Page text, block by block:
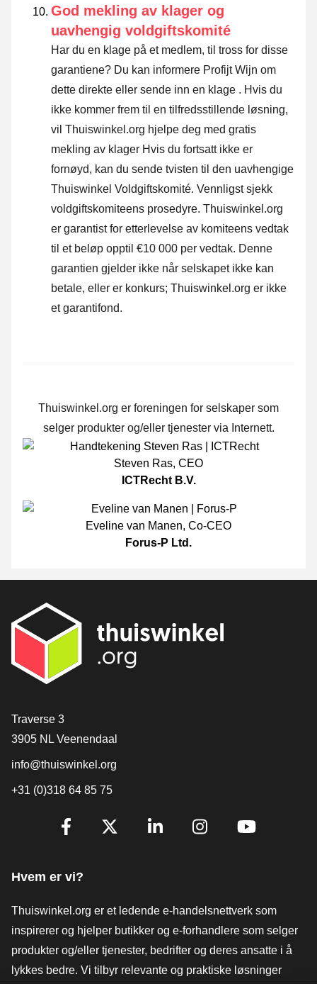
God mekling av klager og
uavhengig voldgiftskomité
Har du en klage på et medlem, til tross for disse
garantiene? Du kan informere Profijt Wijn om
dette direkte eller sende inn en klage . Hvis du
ikke kommer frem til en tilfredsstillende løsning,
vil Thuiswinkel.org hjelpe deg med gratis
mekling av klager Hvis du fortsatt ikke er
fornøyd, kan du sende tvisten til den uavhengige
Thuiswinkel Voldgiftskomité. Vennligst sjekk
voldgiftskomiteens prosedyre. Thuiswinkel.org
er garantist for etterlevelse av komiteens vedtak
til et beløp opptil €10 000 per vedtak. Denne
garantien gjelder ikke når selskapet ikke kan
betale, eller er konkurs; Thuiswinkel.org er ikke
et garantifond.
Thuiswinkel.org er foreningen for selskaper som
selger produkter og/eller tjenester via Internett.
Steven Ras, CEO
ICTRecht B.V.
Eveline van Manen, Co-CEO
Forus-P Ltd.
[_General:Contact]
Traverse 3
3905 NL Veenendaal
info@thuiswinkel.org
+31 (0)318 64 85 75
[_General:SocialMediaTitle]
Hvem er vi?
Thuiswinkel.org er et ledende e-handelsnettverk som
inspirerer og hjelper butikker og e-forhandlere som selger
produkter og/eller tjenester, bedrifter og deres ansatte i å
lykkes bedre. Vi tilbyr relevante og praktiske løsninger